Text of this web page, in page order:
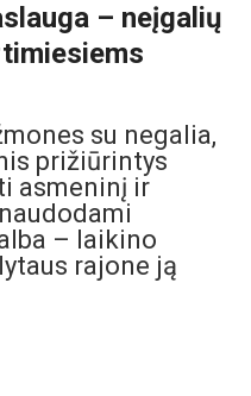
– neįgalių
su negalia,
prižiūrintys
asmeninį ir
– laikino
rajone ją